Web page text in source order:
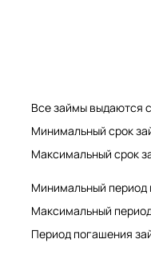
Все займы выдаются
Минимальный срок
Максимальный срок
Минимальный период
Максимальный
Период погашения